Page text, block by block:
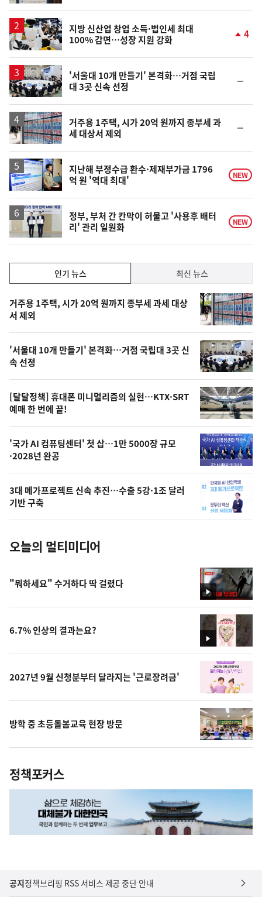
일
지방 신산업 창업 소득·법인세 최대
100% 감면…성장 지원 강화
4
'서울대 10개 만들기' 본격화…거점 국립
대 3곳 신속 선정
일
거주용 1주택, 시가 20억 원까지 종부세 과
세 대상서 제외
일
지난해 부정수급 환수·제재부가금 1796
억 원 '역대 최대'
NEW
정부, 부처 간 칸막이 허물고 '사용후 배터
리' 관리 일원화
NEW
기,
최
신,
오
늘
의
영
상
오
늘
사
진
인기 뉴스 최신 뉴스
기
뉴
스
거주용 1주택, 시가 20억 원까지 종부세 과세 대상
서 제외
'서울대 10개 만들기' 본격화…거점 국립대 3곳 신
속 선정
[달달정책] 휴대폰 미니멀리즘의 실현…KTX·SRT
예매 한 번에 끝!
'국가 AI 컴퓨팅센터' 첫 삽…1만 5000장 규모
·2028년 완공
3대 메가프로젝트 신속 추진…수출 5강·1조 달러
기반 구축
오늘의 멀티미디어
영
상
"뭐하세요" 수거하다 딱 걸렸다
영
상
6.7% 인상의 결과는요?
2027년 9월 신청분부터 달라지는 '근로장려금'
방학 중 초등돌봄교육 현장 방문
정책포커스
공지정책브리핑 RSS 서비스 제공 중단 안내